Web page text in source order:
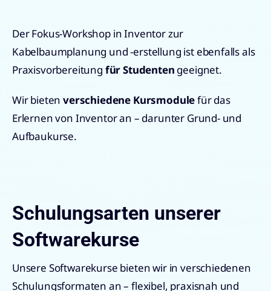
Der Fokus-Workshop in Inventor zur
Kabelbaumplanung und -erstellung ist ebenfalls als
Praxisvorbereitung für Studenten geeignet.
Wir bietenverschiedene Kursmodulefür das
Erlernen von Inventor an – darunter Grund- und
Aufbaukurse.
Schulungsarten unserer
Softwarekurse
Unsere Softwarekurse bieten wir in verschiedenen
Schulungsformaten an – flexibel, praxisnah und